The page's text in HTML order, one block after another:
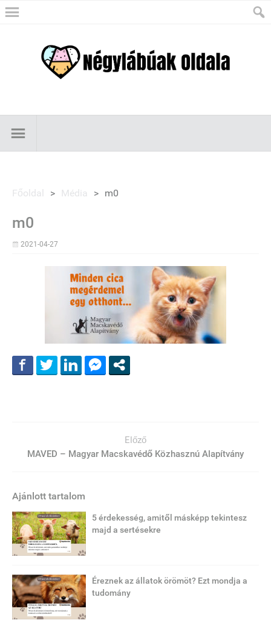
Főoldal > Média > m0
m0
2021-04-27
Előző
MAVED – Magyar Macskavédő Közhasznú Alapítvány
Ajánlott tartalom
5 érdekesség, amitől másképp tekintesz
majd a sertésekre
Éreznek az állatok örömöt? Ezt mondja a
tudomány